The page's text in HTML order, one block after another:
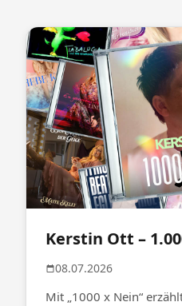
Kerstin Ott –
08.07.2026
Mit „1000 x Nein“